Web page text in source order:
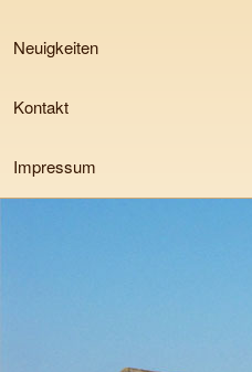
Neuigkeiten
Kontakt
Impressum